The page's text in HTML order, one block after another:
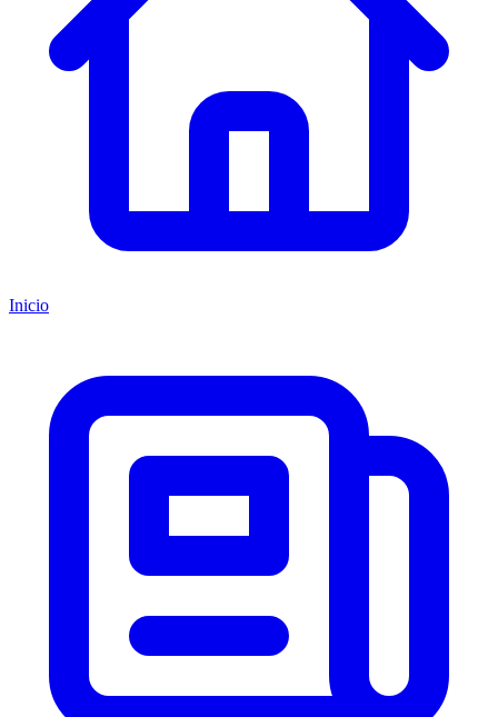
Inicio